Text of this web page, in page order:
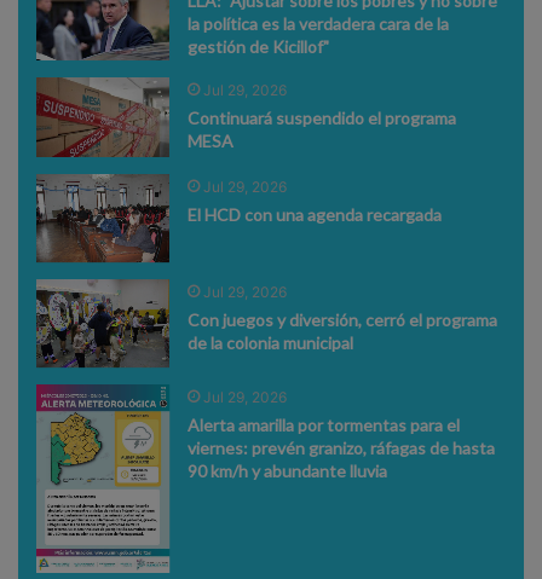
la política es la verdadera cara de la
gestión de Kicillof"
Jul 29, 2026
Continuará suspendido el programa
MESA
Jul 29, 2026
El HCD con una agenda recargada
Jul 29, 2026
Con juegos y diversión, cerró el programa
de la colonia municipal
Jul 29, 2026
Alerta amarilla por tormentas para el
viernes: prevén granizo, ráfagas de hasta
90 km/h y abundante lluvia